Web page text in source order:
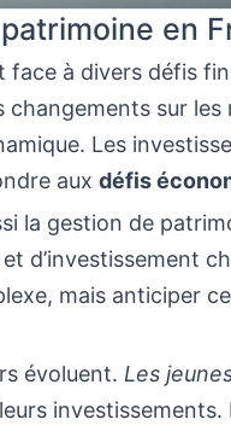
en
face à divers défis
changements sur les
Les
aux défis
la gestion de
d’investissement
mais anticiper
évoluent. Les
investissements.